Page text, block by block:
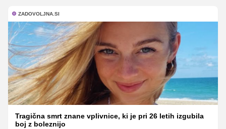
ZADOVOLJNA.SI
Tragična smrt znane vplivnice, ki je pri 26 letih izgubila
boj z boleznijo